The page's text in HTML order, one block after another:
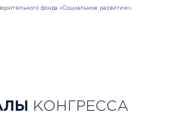
фонда «Социальное развитие»,
КОНГРЕССА